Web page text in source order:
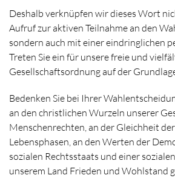
Deshalb verknüpfen wir dieses Wort
Aufruf zur aktiven Teilnahme an den
sondern auch mit einer eindringlichen
Treten Sie ein für unsere freie und
Gesellschaftsordnung auf der
Bedenken Sie bei Ihrer
an den christlichen Wurzeln unserer
Menschenrechten, an der Gleichheit
Lebensphasen, an den Werten der
sozialen Rechtsstaats und einer
unserem Land Frieden und Wohlstand